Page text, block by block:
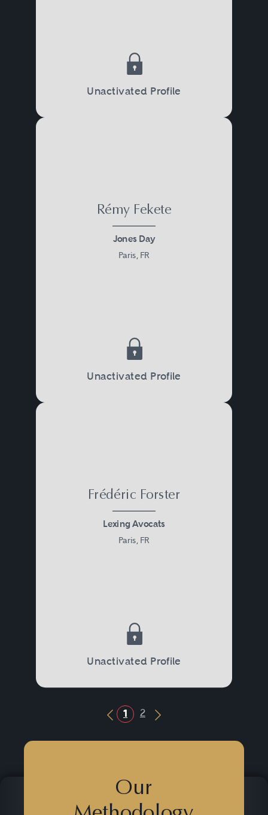
Unactivated Profile
Rémy Fekete
Jones Day
Paris, FR
Unactivated Profile
Frédéric Forster
Lexing Avocats
Paris, FR
Unactivated Profile
Previous Button
1 2
Next Button
Our